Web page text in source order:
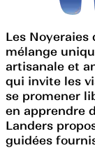
Les
mélange
artisanale et
qui invite les
se promener
en apprendre
Landers
guidées